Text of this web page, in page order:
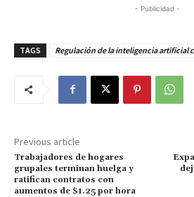
- Publicidad -
TAGS Regulación de la inteligencia artificial
Previous article
Trabajadores de hogares
grupales terminan huelga y
ratifican contratos con
aumentos de $1.25 por hora